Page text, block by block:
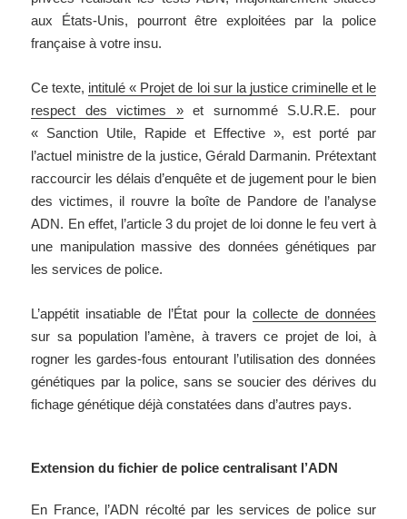
aux États-Unis, pourront être exploitées par la police
française à votre insu.
Ce texte, intitulé « Projet de loi sur la justice criminelle et le
respect des victimes »et surnommé S.U.R.E. pour
« Sanction Utile, Rapide et Effective », est porté par
l’actuel ministre de la justice, Gérald Darmanin. Prétextant
raccourcir les délais d’enquête et de jugement pour le bien
des victimes, il rouvre la boîte de Pandore de l’analyse
ADN. En effet, l’article 3 du projet de loi donne le feu vert à
une manipulation massive des données génétiques par
les services de police.
L’appétit insatiable de l’État pour la collecte de données
sur sa population l’amène, à travers ce projet de loi, à
rogner les gardes-fous entourant l’utilisation des données
génétiques par la police, sans se soucier des dérives du
fichage génétique déjà constatées dans d’autres pays.
Extension du fichier de police centralisant l’ADN
En France, l’ADN récolté par les services de police sur